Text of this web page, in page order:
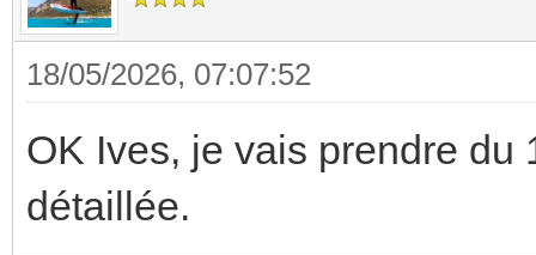
18/05/2026, 07:07:52
OK Ives, je vais prendre du
détaillée.